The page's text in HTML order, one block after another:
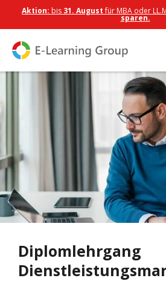
Aktion: bis 31. Augustfür MBA oder
sparen.
Diplomlehrgang